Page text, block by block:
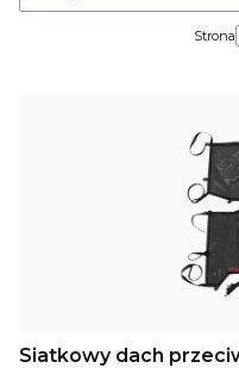
Strona
Siatkowy dach